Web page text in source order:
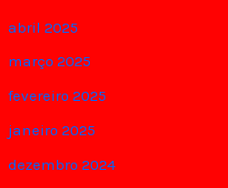
abril 2025
março 2025
fevereiro 2025
janeiro 2025
dezembro 2024